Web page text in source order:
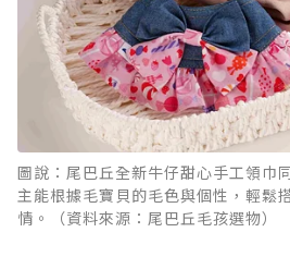
圖說：尾巴丘全新牛仔甜心手工領巾
主能根據毛寶貝的毛色與個性，輕鬆
情。（資料來源：尾巴丘毛孩選物）